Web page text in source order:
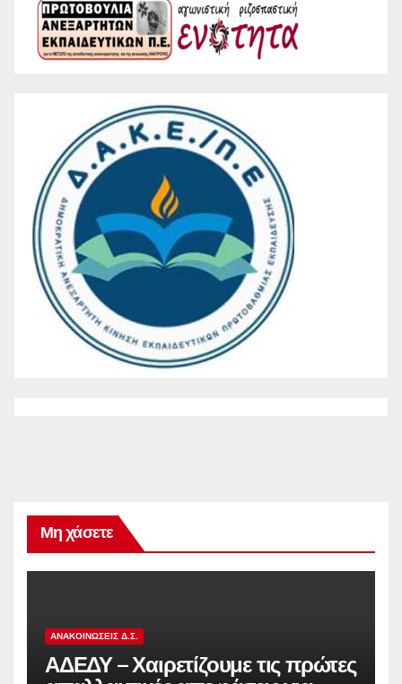
Μη χάσετε
ΑΝΑΚΟΙΝΏΣΕΙΣ Δ.Σ.
ΑΔΕΔΥ – Χαιρετίζουμε τις πρώτες